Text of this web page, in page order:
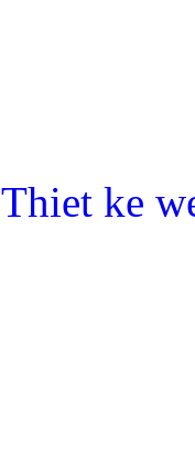
Thiet ke